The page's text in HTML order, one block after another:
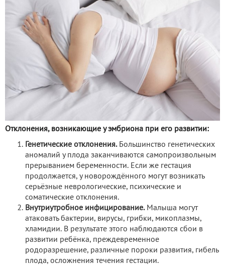
Отклонения, возникающие у эмбриона при его развитии:
Генетические отклонения.Большинство генетических
аномалий у плода заканчиваются самопроизвольным
прерыванием беременности. Если же гестация
продолжается, у новорождённого могут возникать
серьёзные неврологические, психические и
соматические отклонения.
Внутриутробное инфицирование.Малыша могут
атаковать бактерии, вирусы, грибки, микоплазмы,
хламидии. В результате этого наблюдаются сбои в
развитии ребёнка, преждевременное
родоразрешение, различные пороки развития, гибель
плода, осложнения течения гестации.